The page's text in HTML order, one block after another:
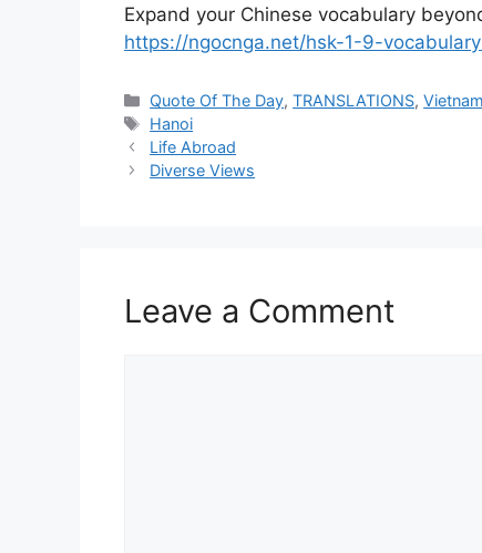
Expand your Chinese vocabulary
https://ngocnga.net/hsk-1-9-
Categories
Quote Of The Day,TRANSLATIONS,Vietnam
Tags
Hanoi
Life Abroad
Diverse Views
Leave a Comment